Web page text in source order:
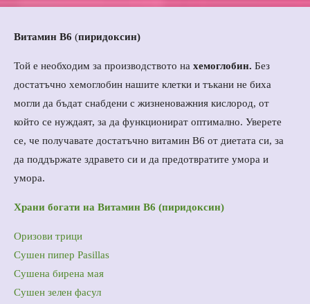
Витамин В6 (пиридоксин)
Той е необходим за производството на хемоглобин. Без
достатъчно хемоглобин нашите клетки и тъкани не биха
могли да бъдат снабдени с жизненоважния кислород, от
който се нуждаят, за да функционират оптимално. Уверете
се, че получавате достатъчно витамин В6 от диетата си, за
да поддържате здравето си и да предотвратите умора и
умора.
Храни богати на Витамин В6 (пиридоксин)
Oризови трици
Сушен пипер Pasillas
Сушена бирена мая
Сушен зелен фасул